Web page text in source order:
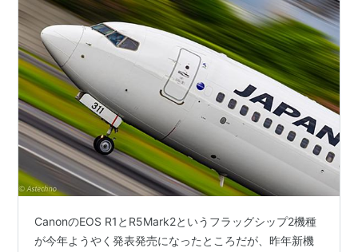
CanonのEOS R1とR5Mark2というフラッグシップ2機種
が今年ようやく発表発売になったところだが、昨年新機